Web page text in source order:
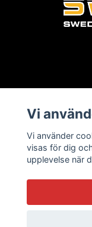
Vi
Vi använder
visas för dig
upplevelse när